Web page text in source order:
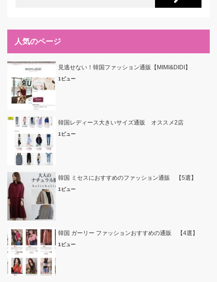
人気のページ
見逃せない！韓国ファッション通販【MIMI&DIDI】
1ビュー
韓国レディース大きいサイズ通販 オススメ2店
1ビュー
韓国 ミセスにおすすめのファッション通販 【5選】
1ビュー
韓国 ガーリー ファッションおすすめの通販 【4選】
1ビュー